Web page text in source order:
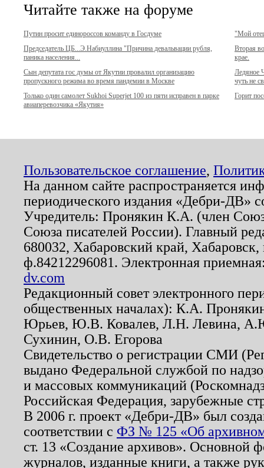
Читайте также на форуме
Путин просит единороссов команду в Госдуме
"Мой
Председатель ЦБ...Э.Набиуллина "Причина девальвации рубля,
паника населения...
Вторая
крае.
Сын депутата гос думы от Якутии провалил организацию
пропускного режима во время пандемии в Москве
Ледяное
чуть не
Только один самолет Sukhoi Superjet 100 из пяти исправен в парке
авиаперевозчика «Якутия»
Горит
Пользовательское соглашение,
На данном сайте распространяется
периодического издания «Дебри-ДВ»
Учредитель: Пронякин К.А. (член
Союза писателей России). Главный
680032, Хабаровский край,
ф.84212296081. Электронная
dv.com
Редакционный совет электронного
общественных началах): К.А.
Юрьев, Ю.В. Ковалев, Л.Н. Левина,
Сухинин, О.В. Егорова
Свидетельство о регистрации СМИ
выдано Федеральной службой по
и массовых коммуникаций
Российская Федерация, зарубежные
В 2006 г. проект «Дебри-ДВ» был
соответствии с ФЗ № 125 «Об
ст. 13 «Создание архивов». Основной
журналов, изданные книги, а также